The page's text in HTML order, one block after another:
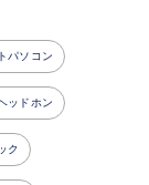
パソコン
ッドホン
ク